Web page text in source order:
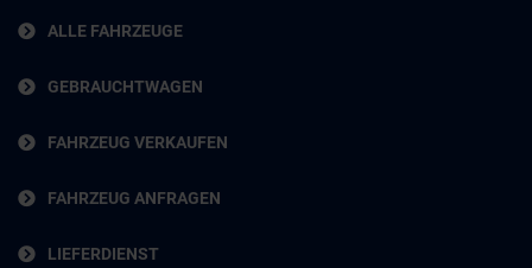
ALLE FAHRZEUGE
GEBRAUCHTWAGEN
FAHRZEUG VERKAUFEN
FAHRZEUG ANFRAGEN
LIEFERDIENST